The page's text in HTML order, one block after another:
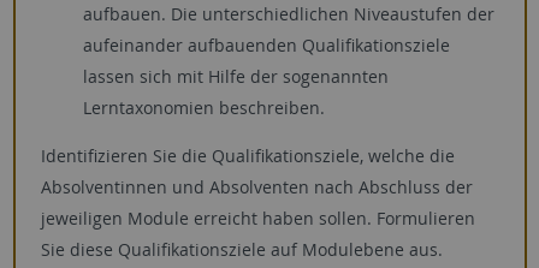
aufbauen. Die unterschiedlichen Niveaustufen der
aufeinander aufbauenden Qualifikationsziele
lassen sich mit Hilfe der sogenannten
Lerntaxonomien beschreiben.
Identifizieren Sie die Qualifikationsziele, welche die
Absolventinnen und Absolventen nach Abschluss der
jeweiligen Module erreicht haben sollen. Formulieren
Sie diese Qualifikationsziele auf Modulebene aus.